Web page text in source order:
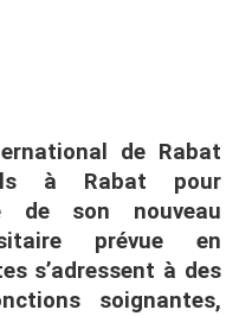
de Rabat
à Rabat pour
de son nouveau
prévue en
s’adressent à des
soignantes,